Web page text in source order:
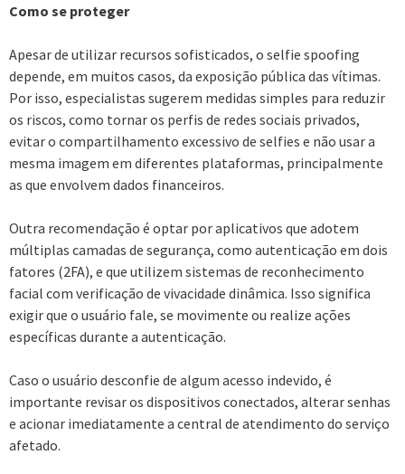
Como se proteger
Apesar de utilizar recursos sofisticados, o selfie spoofing
depende, em muitos casos, da exposição pública das vítimas.
Por isso, especialistas sugerem medidas simples para reduzir
os riscos, como tornar os perfis de redes sociais privados,
evitar o compartilhamento excessivo de selfies e não usar a
mesma imagem em diferentes plataformas, principalmente
as que envolvem dados financeiros.
Outra recomendação é optar por aplicativos que adotem
múltiplas camadas de segurança, como autenticação em dois
fatores (2FA), e que utilizem sistemas de reconhecimento
facial com verificação de vivacidade dinâmica. Isso significa
exigir que o usuário fale, se movimente ou realize ações
específicas durante a autenticação.
Caso o usuário desconfie de algum acesso indevido, é
importante revisar os dispositivos conectados, alterar senhas
e acionar imediatamente a central de atendimento do serviço
afetado.